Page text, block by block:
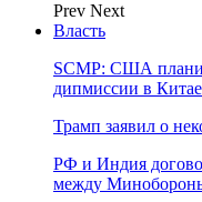
Prev Next
Власть
SCMP: США
дипмиссии в
Трамп заявил о
РФ и Индия
между